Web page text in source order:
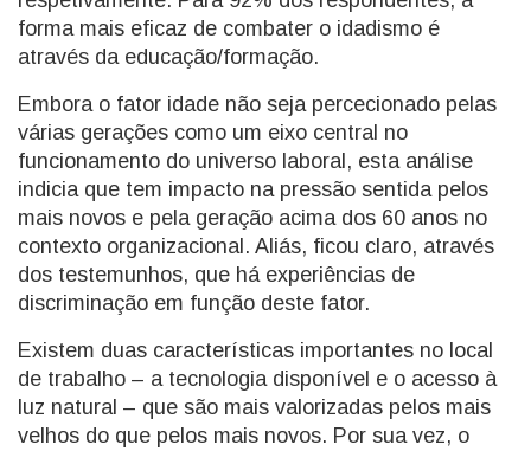
forma mais eficaz de combater o idadismo é
através da educação/formação.
Embora o fator idade não seja percecionado pelas
várias gerações como um eixo central no
funcionamento do universo laboral, esta análise
indicia que tem impacto na pressão sentida pelos
mais novos e pela geração acima dos 60 anos no
contexto organizacional. Aliás, ficou claro, através
dos testemunhos, que há experiências de
discriminação em função deste fator.
Existem duas características importantes no local
de trabalho – a tecnologia disponível e o acesso à
luz natural – que são mais valorizadas pelos mais
velhos do que pelos mais novos. Por sua vez, o